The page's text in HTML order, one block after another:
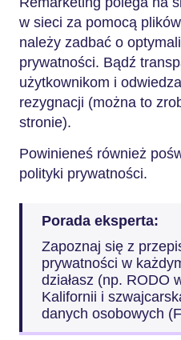
w sieci za pomocą
należy zadbać o
prywatności. Bądź
użytkownikom i
rezygnacji (można to
stronie).
Powinieneś również
polityki prywatności.
Porada eksperta:
Zapoznaj się z
prywatności w
działasz (np. RODO
Kalifornii i
danych osobowych